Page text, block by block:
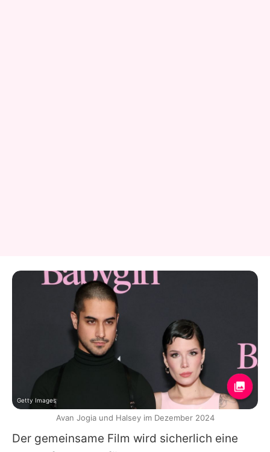
Der gemeinsame Film wird sicherlich eine
Getty Images
Avan Jogia und Halsey im Dezember 2024